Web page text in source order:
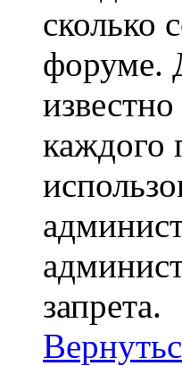
сколько
форуме.
каждого
запрета.